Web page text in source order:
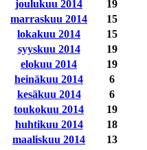
joulukuu 2014
19
marraskuu 2014
15
lokakuu 2014
15
syyskuu 2014
19
elokuu 2014
19
heinäkuu 2014
6
kesäkuu 2014
6
toukokuu 2014
19
huhtikuu 2014
18
maaliskuu 2014
13